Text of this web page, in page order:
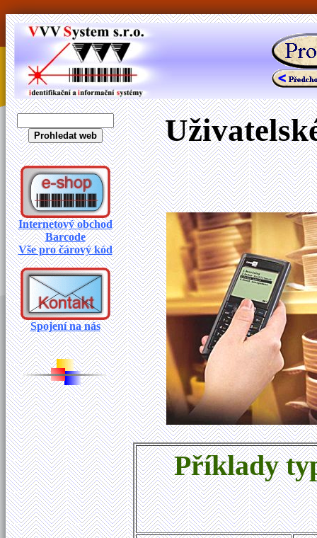
Internetový obchod
Barcode
Vše pro čárový kód
Spojení na nás
Příklady